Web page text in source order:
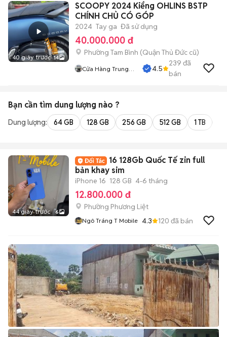
40 giây trước 14
SCOOPY 2024 Kiểng OHLINS BSTP
CHÍNH CHỦ CÓ GÓP
2024 Tay ga Đã sử dụng
40.000.000 đ
Phường Tam Bình (Quận Thủ Đức cũ)
Cửa Hàng Trung
4.5
239 đã
bán
Bạn cần tìm dung lượng nào ?
Dung lượng: 64 GB 128 GB 256 GB 512 GB 1 TB
44 giây trước 6
16 128Gb Quốc Tế zin full
bản khay sim
iPhone 16 128 GB 4-6 tháng
12.800.000 đ
Phường Phương Liệt
Ngô Tráng T Mobile 4.3 120 đã bán